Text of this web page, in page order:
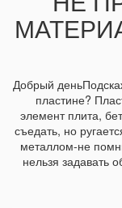
Добрый
пластине?
элемент плита,
съедать, но
металлом-не
нельзя задавать